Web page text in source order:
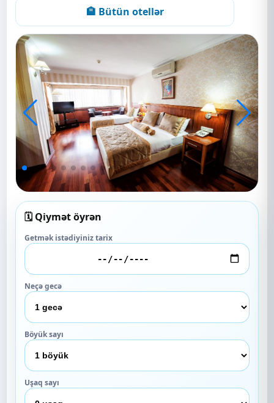
🏨 Bütün otellər
🗓️ Qiymət öyrən
Getmək istədiyiniz tarix
Neçə gecə
Böyük sayı
Uşaq sayı